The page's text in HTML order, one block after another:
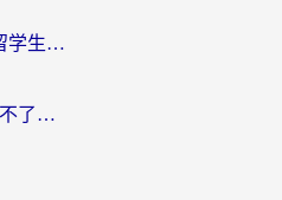
海外哪里能看奥运直播？留学生&海外华人必看的体育赛事观赛终极指南
12123交管在国外怎么使用不了？海外华人必看的无缝访问国内资源指南